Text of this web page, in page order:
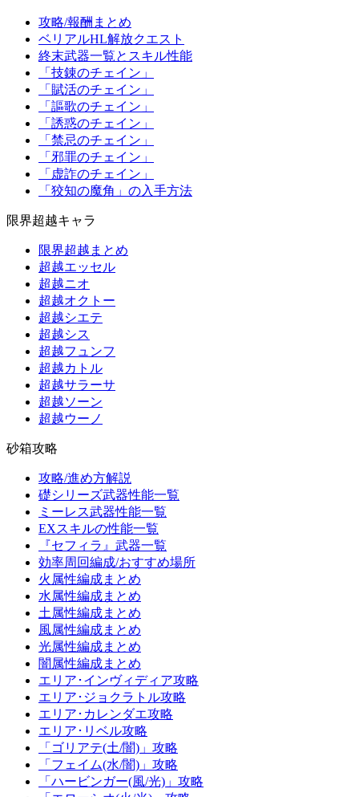
攻略/報酬まとめ
ベリアルHL解放クエスト
終末武器一覧とスキル性能
「技錬のチェイン」
「賦活のチェイン」
「謳歌のチェイン」
「誘惑のチェイン」
「禁忌のチェイン」
「邪罪のチェイン」
「虚詐のチェイン」
「狡知の魔角」の入手方法
限界超越キャラ
限界超越まとめ
超越エッセル
超越ニオ
超越オクトー
超越シエテ
超越シス
超越フュンフ
超越カトル
超越サラーサ
超越ソーン
超越ウーノ
砂箱攻略
攻略/進め方解説
礎シリーズ武器性能一覧
ミーレス武器性能一覧
EXスキルの性能一覧
『セフィラ』武器一覧
効率周回編成/おすすめ場所
火属性編成まとめ
水属性編成まとめ
土属性編成まとめ
風属性編成まとめ
光属性編成まとめ
闇属性編成まとめ
エリア･インヴィディア攻略
エリア･ジョクラトル攻略
エリア･カレンダエ攻略
エリア･リベル攻略
「ゴリアテ(土/闇)」攻略
「フェイム(水/闇)」攻略
「ハービンガー(風/光)」攻略